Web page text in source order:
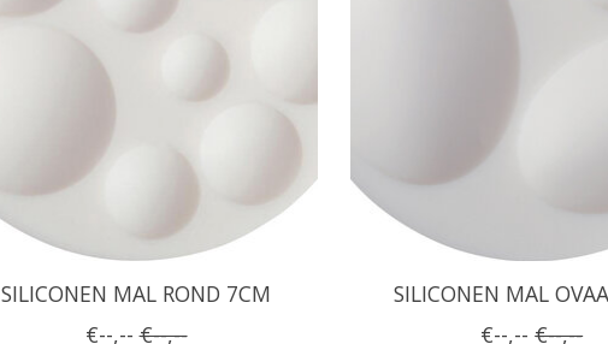
SILICONEN MAL ROND 7CM
€--,-- €--,--
SILICONEN MAL
€--,-- €--,--